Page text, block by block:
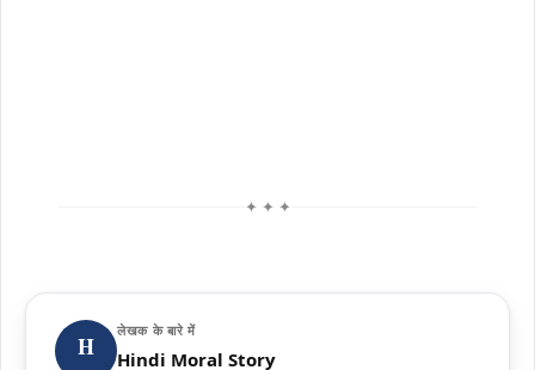
✦ ✦ ✦
H
लेखक के बारे में
Hindi Moral Story